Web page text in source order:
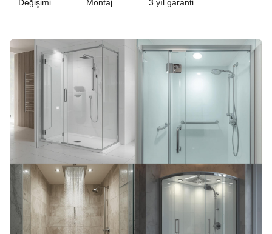
Değişimi Montaj 3 yıl garanti